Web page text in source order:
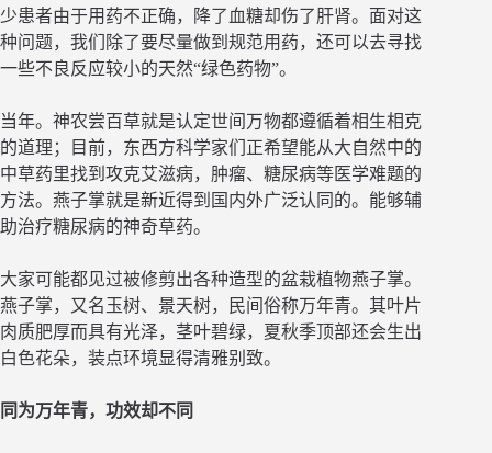
少患者由于用药不正确，降了血糖却伤了肝肾。面对这
种问题，我们除了要尽量做到规范用药，还可以去寻找
一些不良反应较小的天然“绿色药物”。
当年。神农尝百草就是认定世间万物都遵循着相生相克
的道理；目前，东西方科学家们正希望能从大自然中的
中草药里找到攻克艾滋病，肿瘤、糖尿病等医学难题的
方法。燕子掌就是新近得到国内外广泛认同的。能够辅
助治疗糖尿病的神奇草药。
大家可能都见过被修剪出各种造型的盆栽植物燕子掌。
燕子掌，又名玉树、景天树，民间俗称万年青。其叶片
肉质肥厚而具有光泽，茎叶碧绿，夏秋季顶部还会生出
白色花朵，装点环境显得清雅别致。
同为万年青，功效却不同